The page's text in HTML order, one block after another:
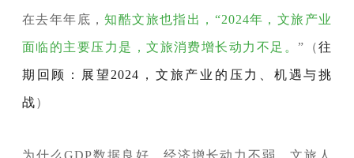
在去年年底，知酷文旅也指出，“2024年，文旅产业
面临的主要压力是，文旅消费增长动力不足。”（往
期回顾：展望2024，文旅产业的压力、机遇与挑
战）